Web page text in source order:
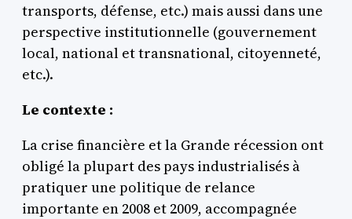
transports, défense, etc.) mais aussi dans une
perspective institutionnelle (gouvernement
local, national et transnational, citoyenneté,
etc.).
Le contexte :
La crise financière et la Grande récession ont
obligé la plupart des pays industrialisés à
pratiquer une politique de relance
importante en 2008 et 2009, accompagnée